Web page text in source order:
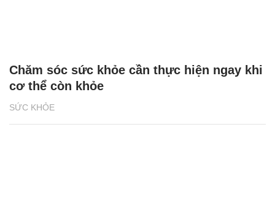
SỨC KHỎE
Chăm sóc sức khỏe cần thực hiện ngay khi
cơ thể còn khỏe